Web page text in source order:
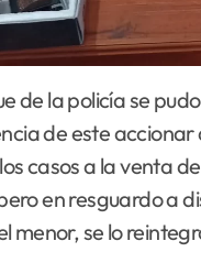
de este
casos a la venta
en resguardo a
menor, se lo